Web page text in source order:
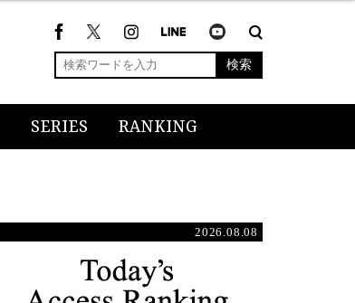
検索
SERIES RANKING
2026.08.08